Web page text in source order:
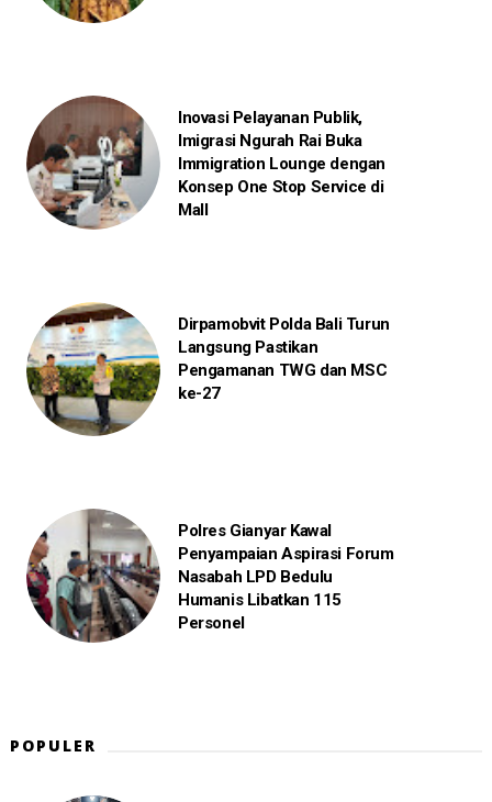
Inovasi Pelayanan Publik,
Imigrasi Ngurah Rai Buka
Immigration Lounge dengan
Konsep One Stop Service di
Mall
Dirpamobvit Polda Bali Turun
Langsung Pastikan
Pengamanan TWG dan MSC
ke-27
Polres Gianyar Kawal
Penyampaian Aspirasi Forum
Nasabah LPD Bedulu
Humanis Libatkan 115
Personel
POPULER